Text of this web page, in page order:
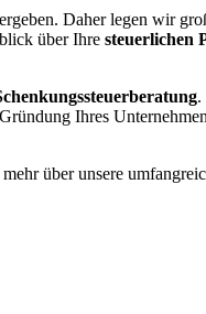
Daher legen wir
über Ihre steuerlichen
.
Ihres
über unsere